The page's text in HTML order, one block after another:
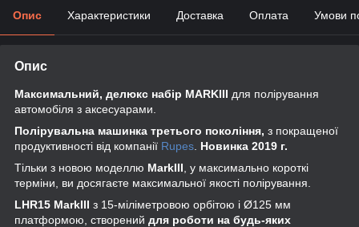
Опис Характеристики Доставка Оплата Умови
Опис
Максимальний, делюкс набір MARKIII для полірування
автомобіля з аксесуарами.
Полірувальна машинка третього покоління, з покращеної
продуктивності від компанії Rupes Новинка 2019 г.
Тільки з новою моделлю MarkIII , у максимально короткі
терміни, ви досягаєте максимальної якості полірування.
LHR15 MarkIII з 15-міліметровою орбітою і Ø125 мм
платформою, створений для роботи на будь-яких